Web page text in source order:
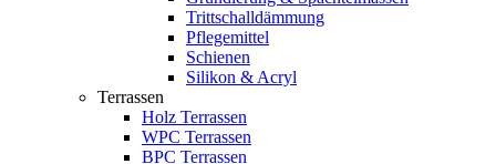
Trittschalldämmung
Pflegemittel
Schienen
Silikon & Acryl
Terrassen
Holz Terrassen
WPC Terrassen
BPC Terrassen